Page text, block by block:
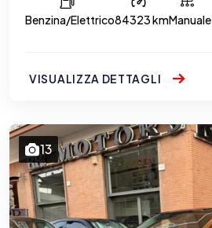
Benzina/Elettrico84323 kmManuale
VISUALIZZA DETTAGLI
13